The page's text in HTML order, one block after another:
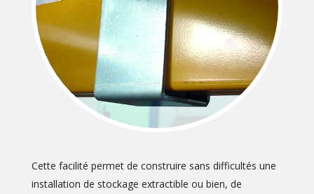
Cette facilité permet de construire sans difficultés une
installation de stockage extractible ou bien, de